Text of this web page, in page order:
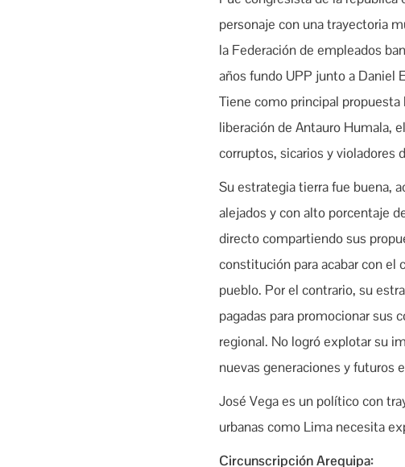
personaje con una trayectoria
la Federación de empleados
años fundo UPP junto a Daniel
Tiene como principal
liberación de Antauro Humala,
corruptos, sicarios y violadores
Su estrategia tierra fue buena,
alejados y con alto porcentaje
directo compartiendo sus
constitución para acabar con
pueblo. Por el contrario, su
pagadas para promocionar sus
regional. No logró explotar su
nuevas generaciones y futuros
José Vega es un político con
urbanas como Lima necesita
Circunscripción Arequipa: